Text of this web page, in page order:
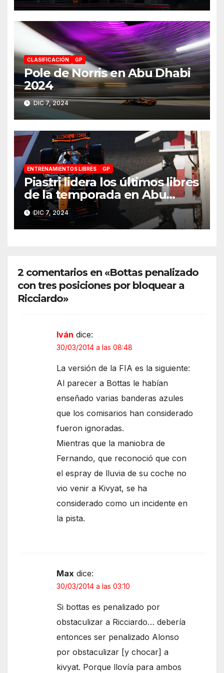
CLASIFICACIÓN GP
Pole de Norris en Abu Dhabi
2024
DIC 7, 2024
ENTRENAMIENTOS LIBRES GP
Piastri lidera los últimos libres
de la temporada en Abu
Dhabi 2024
DIC 7, 2024
2 comentarios en «Bottas penalizado
con tres posiciones por bloquear a
Ricciardo»
Iván dice:
30/03/2014 a las 08:48
La versión de la FIA es la siguiente:
Al parecer a Bottas le habían
enseñado varias banderas azules
que los comisarios han considerado
fueron ignoradas.
Mientras que la maniobra de
Fernando, que reconoció que con
el espray de lluvia de su coche no
vio venir a Kivyat, se ha
considerado como un incidente en
la pista.
Max dice:
30/03/2014 a las 03:10
Si bottas es penalizado por
obstaculizar a Ricciardo… debería
entonces ser penalizado Alonso
por obstaculizar [y chocar] a
kivyat. Porque llovía para ambos